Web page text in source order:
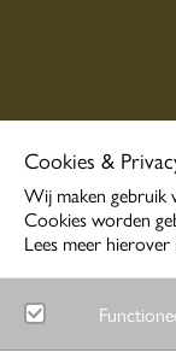
Cookies &
Wij maken gebruik
Cookies worden
Lees meer